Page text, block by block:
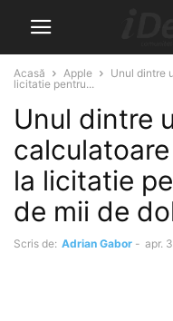
Acasă Apple
Unul dintre
licitatie pentru...
Unul dintre
la licitatie
de mii de
Scris de: Adrian Gabor - apr.